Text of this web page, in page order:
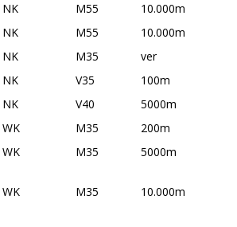
NK M55
10.000m
NK M55
10.000m
NK M35
ver
NK V35
100m
NK V40
5000m
WK M35
200m
WK M35 5000m
WK M35 10.000m